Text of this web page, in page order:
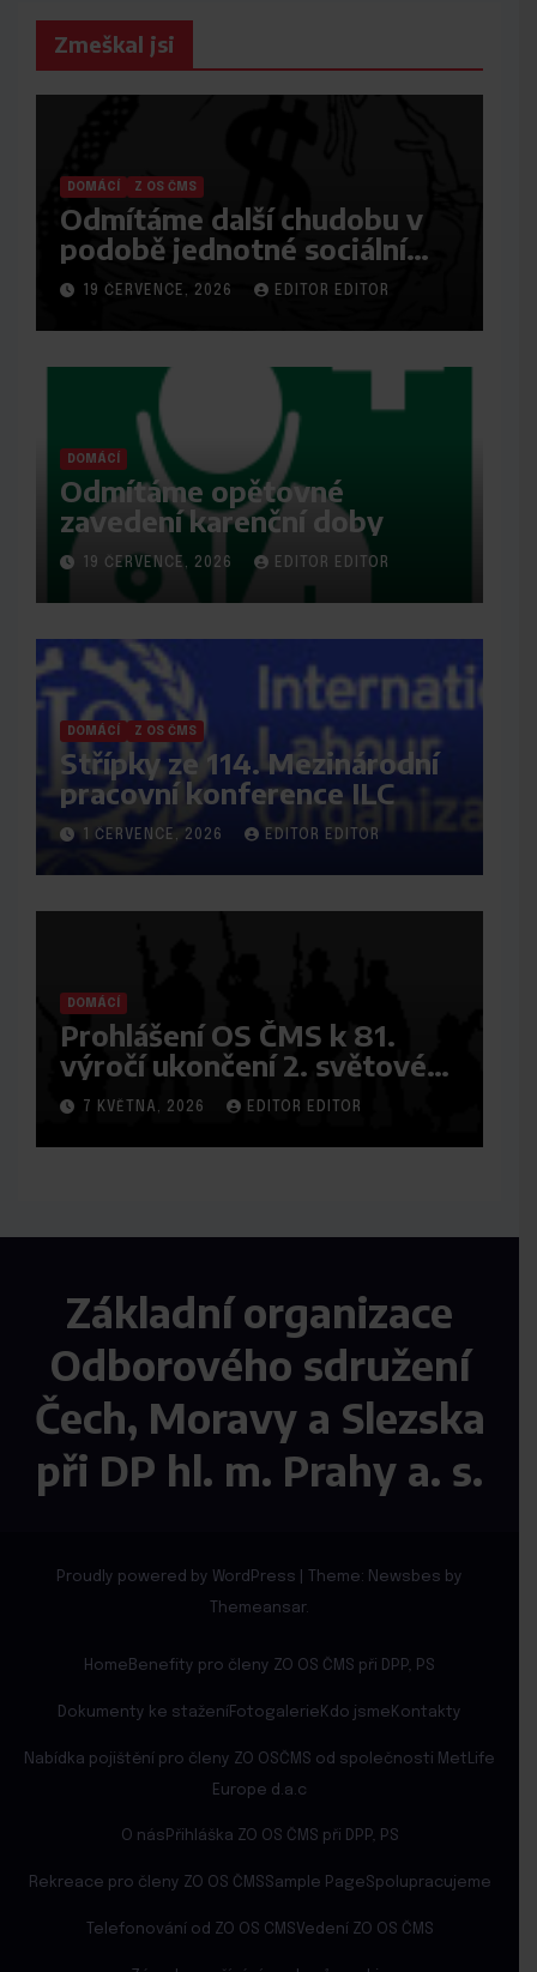
Zmeškal jsi
DOMÁCÍ Z OS ČMS
Odmítáme další chudobu v
podobě jednotné sociální
dávky
19 ČERVENCE, 2026 EDITOR EDITOR
DOMÁCÍ
Odmítáme opětovné
zavedení karenční doby
19 ČERVENCE, 2026 EDITOR EDITOR
DOMÁCÍ Z OS ČMS
Střípky ze 114. Mezinárodní
pracovní konference ILC
1 ČERVENCE, 2026 EDITOR EDITOR
DOMÁCÍ
Prohlášení OS ČMS k 81.
výročí ukončení 2. světové
války a osvobození
Československa od
nacistické okupace
7 KVĚTNA, 2026 EDITOR EDITOR
Základní organizace
Odborového sdružení
Čech, Moravy a Slezska
při DP hl. m. Prahy a. s.
Proudly powered by WordPress Theme: Newsbes by
Themeansar.
Home Benefity pro členy ZO OS ČMS při DPP, PS
Dokumenty ke stažení Fotogalerie Kdo jsme Kontakty
Nabídka pojištění pro členy ZO OSČMS od společnosti MetLife
Europe d.a.c
O nás Přihláška ZO OS ČMS při DPP, PS
Rekreace pro členy ZO OS ČMSSample PageSpolupracujeme
Telefonování od ZO OS CMSVedení ZO OS ČMS